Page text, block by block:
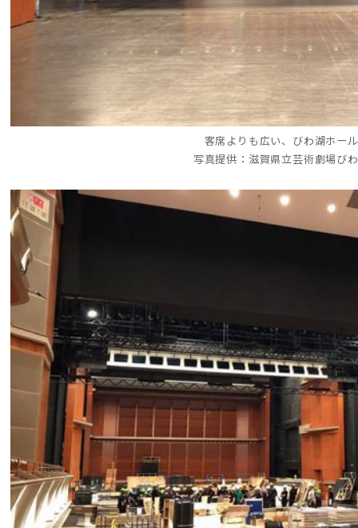
客席よりも広い、びわ湖ホー
写真提供：滋賀県立芸術劇場び